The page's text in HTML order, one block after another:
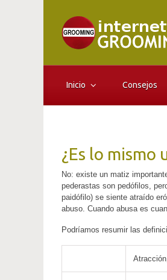
Saltar al contenido principal
Inicio Consejos
¿Es lo mismo
No: existe un matiz
pederastas son pedófilos,
paidófilo) se siente atraído
abuso. Cuando abusa es
Podríamos resumir las